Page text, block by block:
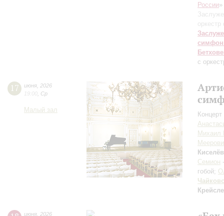
России»
с
17 июня 2026
19:00 Ср
Малый зал
Михаил
Киселёв
Семион
гобой;
июня 2026